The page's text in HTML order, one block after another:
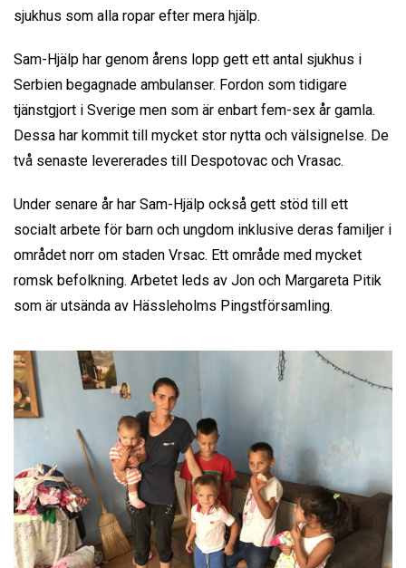
sjukhus som alla ropar efter mera hjälp.
Sam-Hjälp har genom årens lopp gett ett antal sjukhus i
Serbien begagnade ambulanser. Fordon som tidigare
tjänstgjort i Sverige men som är enbart fem-sex år gamla.
Dessa har kommit till mycket stor nytta och välsignelse. De
två senaste levererades till Despotovac och Vrasac.
Under senare år har Sam-Hjälp också gett stöd till ett
socialt arbete för barn och ungdom inklusive deras familjer i
området norr om staden Vrsac. Ett område med mycket
romsk befolkning. Arbetet leds av Jon och Margareta Pitik
som är utsända av Hässleholms Pingstförsamling.